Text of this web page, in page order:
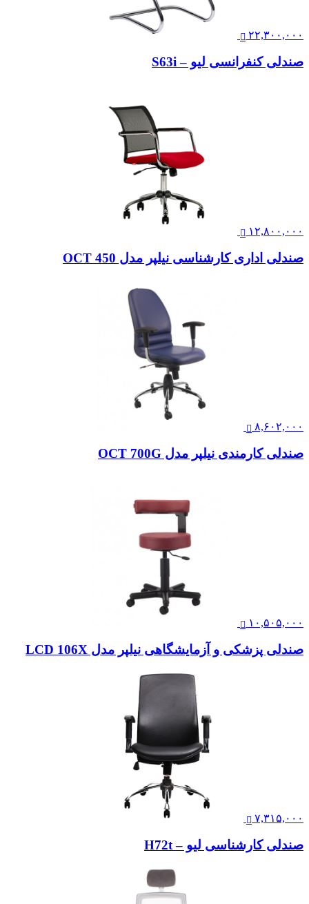
۲۲,۳۰۰,۰۰۰
صندلی کنفرانسی لیو – S63i
۱۲,۸۰۰,۰۰۰
صندلی اداری کارشناسی نیلپر مدل OCT 450
۸,۶۰۲,۰۰۰
صندلی کارمندی نیلپر مدل OCT 700G
۱۰,۵۰۵,۰۰۰
صندلی پزشکی و آزمایشگاهی نیلپر مدل LCD 106X
۷,۳۱۵,۰۰۰
صندلی کارشناسی لیو – H72t